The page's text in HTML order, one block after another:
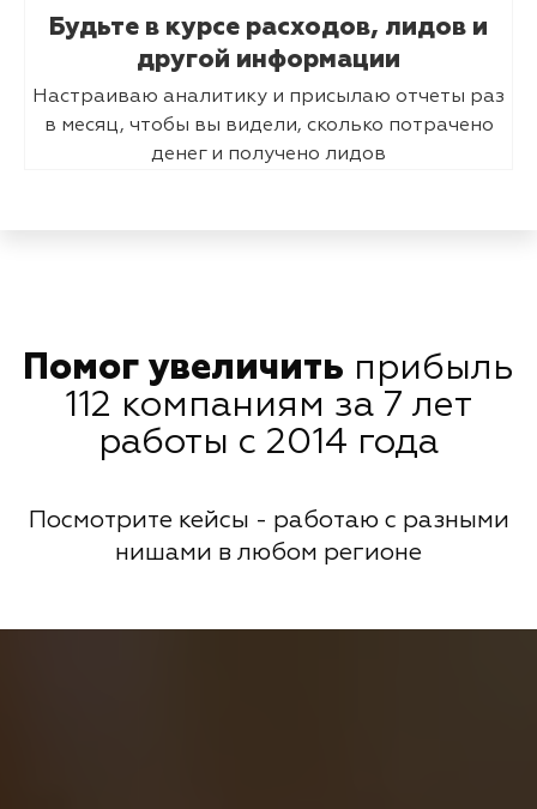
Будьте в курсе расходов, лидов и
другой информации
Настраиваю аналитику и присылаю отчеты раз
в месяц, чтобы вы видели, сколько потрачено
денег и получено лидов
Помог увеличить прибыль
112 компаниям за 7 лет
работы с 2014 года
Посмотрите кейсы - работаю с разными
нишами в любом регионе